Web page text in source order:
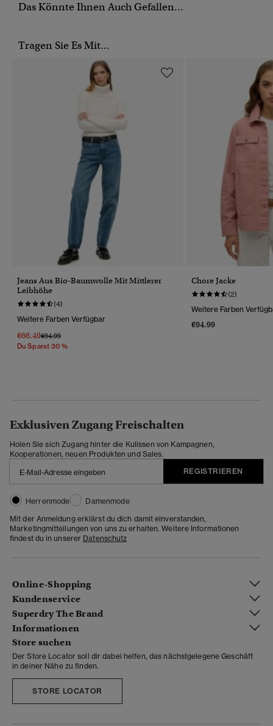
Das Könnte Ihnen Auch Gefallen...
Tragen Sie Es Mit...
Jeans Aus Bio-Baumwolle Mit Mittlerer
Leibhöhe
(4)
Weitere Farben Verfügbar
€66.49Preis Wurde Reduziert Von
€94.99Bis
Du Sparst 30 %
Chore Jacke
(2)
Weitere Farben
€94.99
Exklusiven Zugang Freischalten
Holen Sie sich Zugang hinter die Kulissen von Kampagnen,
Kooperationen, neuen Produkten und Sales.
REGISTRIEREN
Herrenmode
Damenmode
Mit der Anmeldung erklärst du dich damit einverstanden,
Marketingmitteilungen von uns zu erhalten. Weitere Informationen
findest du in unserer Datenschutz
Online-Shopping
Kundenservice
Superdry The Brand
Informationen
Store suchen
Der Store Locator soll dir dabei helfen, das nächstgelegene Geschäft
in deiner Nähe zu finden.
STORE LOCATOR